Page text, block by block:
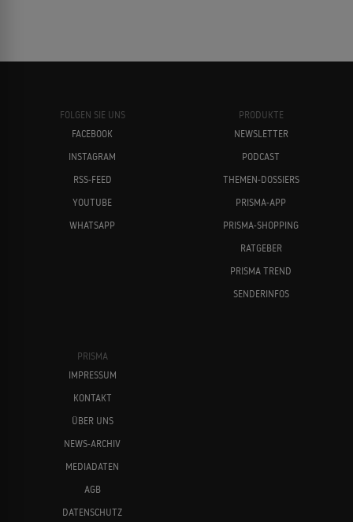
FOLGEN SIE UNS
FACEBOOK
INSTAGRAM
RSS-FEED
YOUTUBE
WHATSAPP
PRODUKTE
NEWSLETTER
PODCAST
THEMEN-DOSSIERS
PRISMA-APP
PRISMA-SHOPPING
RATGEBER
PRISMA TREND
SENDERINFOS
PRISMA
IMPRESSUM
KONTAKT
ÜBER UNS
NEWS-ARCHIV
MEDIADATEN
AGB
DATENSCHUTZ